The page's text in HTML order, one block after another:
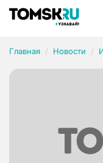
Главная Новости